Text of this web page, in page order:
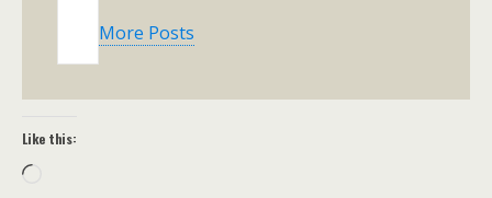
More Posts
Like this: